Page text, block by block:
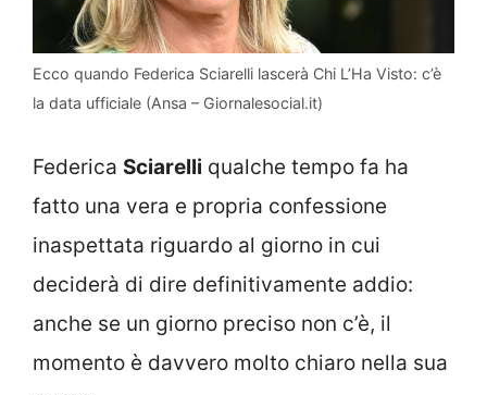
Ecco quando Federica Sciarelli lascerà Chi L’Ha Visto: c’è
la data ufficiale (Ansa – Giornalesocial.it)
Federica Sciarelli qualche tempo fa ha
fatto una vera e propria confessione
inaspettata riguardo al giorno in cui
deciderà di dire definitivamente addio:
anche se un giorno preciso non c’è, il
momento è davvero molto chiaro nella sua